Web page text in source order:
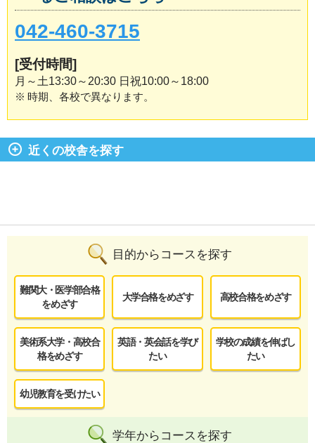
042-460-3715
[受付時間]
月～土13:30～20:30 日祝10:00～18:00
※ 時期、各校で異なります。
近くの校舎を探す
目的からコースを探す
難関大・医学部合格
をめざす
大学合格をめざす 高校合格をめざす
美術系大学・高校合
格をめざす
英語・英会話を学び
たい
学校の成績を伸ばし
たい
幼児教育を受けたい
学年からコースを探す